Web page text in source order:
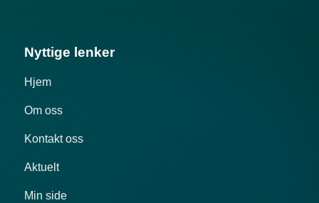
Nyttige lenker
Hjem
Om oss
Kontakt oss
Aktuelt
Min side